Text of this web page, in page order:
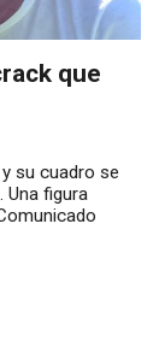
que
su cuadro se
Una figura